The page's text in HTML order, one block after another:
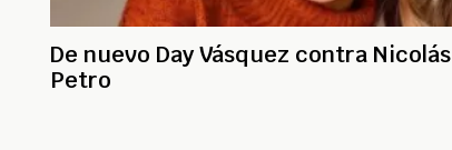
De nuevo Day Vásquez contra Nicolás
Petro